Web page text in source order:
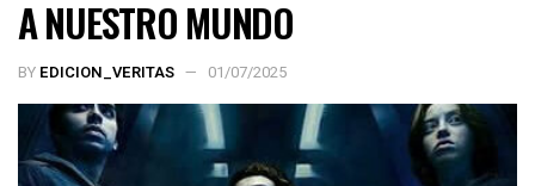
A NUESTRO MUNDO
BY EDICION_VERITAS 01/07/2025